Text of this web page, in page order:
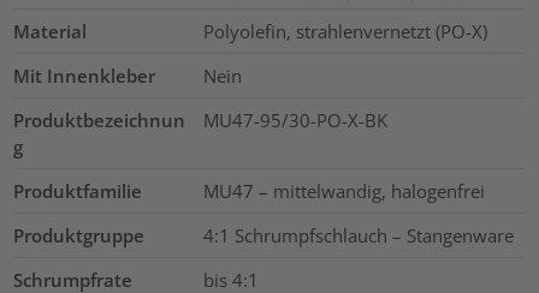
Material
Polyolefin, strahlenvernetzt (PO-X)
Mit Innenkleber
Nein
Produktbezeichnun
g
MU47-95/30-PO-X-BK
Produktfamilie
MU47 – mittelwandig, halogenfrei
Produktgruppe
4:1 Schrumpfschlauch – Stangenware
Schrumpfrate
bis 4:1